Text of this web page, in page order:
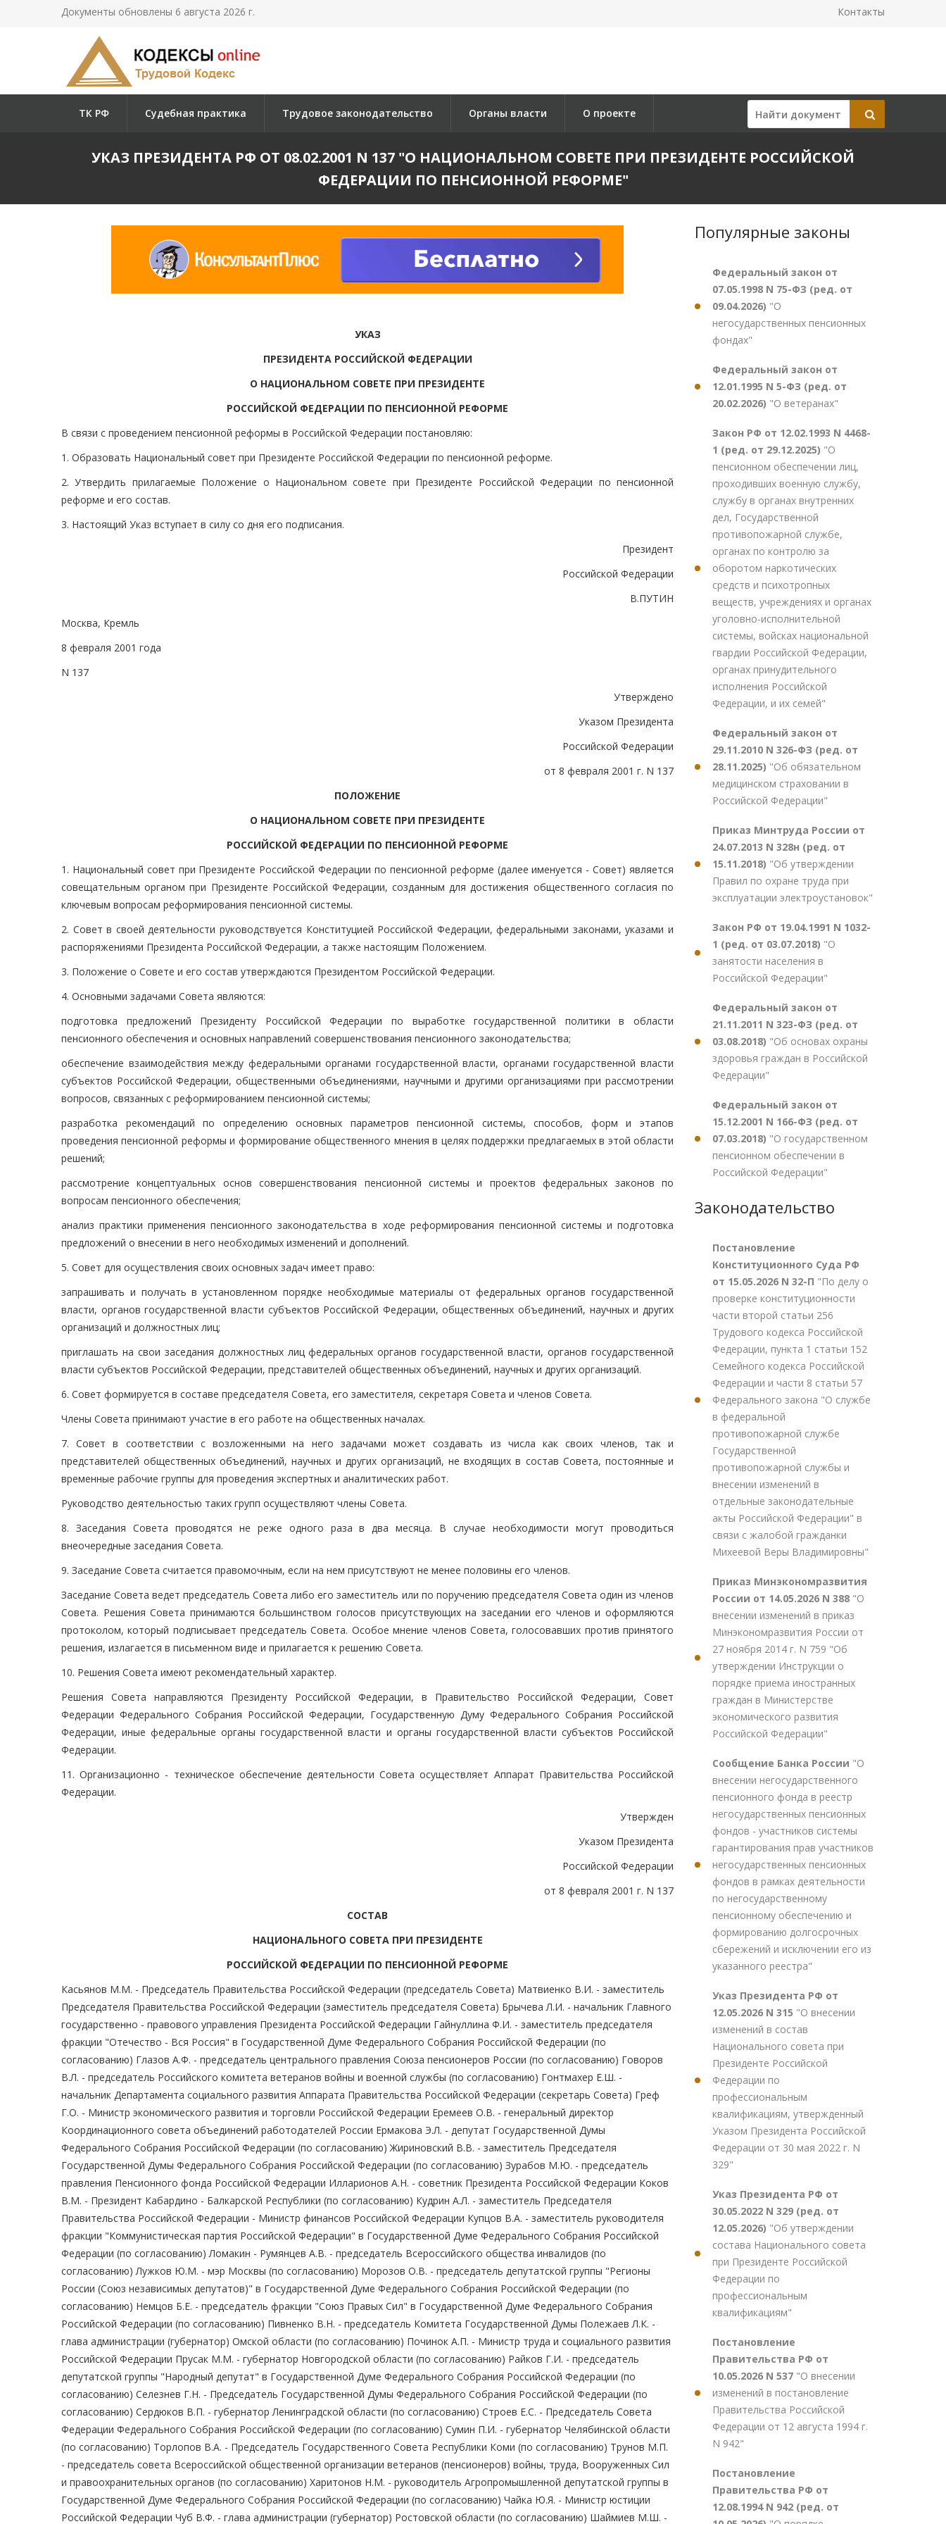
Документы обновлены 6 августа 2026 г. Контакты
ТК РФ Судебная практика Трудовое законодательство Органы власти О проекте
УКАЗ ПРЕЗИДЕНТА РФ ОТ 08.02.2001 N 137 "О НАЦИОНАЛЬНОМ СОВЕТЕ ПРИ ПРЕЗИДЕНТЕ РОССИЙСКОЙ
ФЕДЕРАЦИИ ПО ПЕНСИОННОЙ РЕФОРМЕ"
УКАЗ
ПРЕЗИДЕНТА РОССИЙСКОЙ ФЕДЕРАЦИИ
О НАЦИОНАЛЬНОМ СОВЕТЕ ПРИ ПРЕЗИДЕНТЕ
РОССИЙСКОЙ ФЕДЕРАЦИИ ПО ПЕНСИОННОЙ РЕФОРМЕ
В связи с проведением пенсионной реформы в Российской Федерации постановляю:
1. Образовать Национальный совет при Президенте Российской Федерации по пенсионной реформе.
2. Утвердить прилагаемые Положение о Национальном совете при Президенте Российской Федерации по пенсионной
реформе и его состав.
3. Настоящий Указ вступает в силу со дня его подписания.
Президент
Российской Федерации
В.ПУТИН
Москва, Кремль
8 февраля 2001 года
N 137
Утверждено
Указом Президента
Российской Федерации
от 8 февраля 2001 г. N 137
ПОЛОЖЕНИЕ
О НАЦИОНАЛЬНОМ СОВЕТЕ ПРИ ПРЕЗИДЕНТЕ
РОССИЙСКОЙ ФЕДЕРАЦИИ ПО ПЕНСИОННОЙ РЕФОРМЕ
1. Национальный совет при Президенте Российской Федерации по пенсионной реформе (далее именуется - Совет) является
совещательным органом при Президенте Российской Федерации, созданным для достижения общественного согласия по
ключевым вопросам реформирования пенсионной системы.
2. Совет в своей деятельности руководствуется Конституцией Российской Федерации, федеральными законами, указами и
распоряжениями Президента Российской Федерации, а также настоящим Положением.
3. Положение о Совете и его состав утверждаются Президентом Российской Федерации.
4. Основными задачами Совета являются:
подготовка предложений Президенту Российской Федерации по выработке государственной политики в области
пенсионного обеспечения и основных направлений совершенствования пенсионного законодательства;
обеспечение взаимодействия между федеральными органами государственной власти, органами государственной власти
субъектов Российской Федерации, общественными объединениями, научными и другими организациями при рассмотрении
вопросов, связанных с реформированием пенсионной системы;
разработка рекомендаций по определению основных параметров пенсионной системы, способов, форм и этапов
проведения пенсионной реформы и формирование общественного мнения в целях поддержки предлагаемых в этой области
решений;
рассмотрение концептуальных основ совершенствования пенсионной системы и проектов федеральных законов по
вопросам пенсионного обеспечения;
анализ практики применения пенсионного законодательства в ходе реформирования пенсионной системы и подготовка
предложений о внесении в него необходимых изменений и дополнений.
5. Совет для осуществления своих основных задач имеет право:
запрашивать и получать в установленном порядке необходимые материалы от федеральных органов государственной
власти, органов государственной власти субъектов Российской Федерации, общественных объединений, научных и других
организаций и должностных лиц;
приглашать на свои заседания должностных лиц федеральных органов государственной власти, органов государственной
власти субъектов Российской Федерации, представителей общественных объединений, научных и других организаций.
6. Совет формируется в составе председателя Совета, его заместителя, секретаря Совета и членов Совета.
Члены Совета принимают участие в его работе на общественных началах.
7. Совет в соответствии с возложенными на него задачами может создавать из числа как своих членов, так и
представителей общественных объединений, научных и других организаций, не входящих в состав Совета, постоянные и
временные рабочие группы для проведения экспертных и аналитических работ.
Руководство деятельностью таких групп осуществляют члены Совета.
8. Заседания Совета проводятся не реже одного раза в два месяца. В случае необходимости могут проводиться
внеочередные заседания Совета.
9. Заседание Совета считается правомочным, если на нем присутствуют не менее половины его членов.
Заседание Совета ведет председатель Совета либо его заместитель или по поручению председателя Совета один из членов
Совета. Решения Совета принимаются большинством голосов присутствующих на заседании его членов и оформляются
протоколом, который подписывает председатель Совета. Особое мнение членов Совета, голосовавших против принятого
решения, излагается в письменном виде и прилагается к решению Совета.
10. Решения Совета имеют рекомендательный характер.
Решения Совета направляются Президенту Российской Федерации, в Правительство Российской Федерации, Совет
Федерации Федерального Собрания Российской Федерации, Государственную Думу Федерального Собрания Российской
Федерации, иные федеральные органы государственной власти и органы государственной власти субъектов Российской
Федерации.
11. Организационно - техническое обеспечение деятельности Совета осуществляет Аппарат Правительства Российской
Федерации.
Утвержден
Указом Президента
Российской Федерации
от 8 февраля 2001 г. N 137
СОСТАВ
НАЦИОНАЛЬНОГО СОВЕТА ПРИ ПРЕЗИДЕНТЕ
РОССИЙСКОЙ ФЕДЕРАЦИИ ПО ПЕНСИОННОЙ РЕФОРМЕ
Касьянов М.М. - Председатель Правительства Российской Федерации (председатель Совета) Матвиенко В.И. - заместитель
Председателя Правительства Российской Федерации (заместитель председателя Совета) Брычева Л.И. - начальник Главного
государственно - правового управления Президента Российской Федерации Гайнуллина Ф.И. - заместитель председателя
фракции "Отечество - Вся Россия" в Государственной Думе Федерального Собрания Российской Федерации (по
согласованию) Глазов А.Ф. - председатель центрального правления Союза пенсионеров России (по согласованию) Говоров
В.Л. - председатель Российского комитета ветеранов войны и военной службы (по согласованию) Гонтмахер Е.Ш. -
начальник Департамента социального развития Аппарата Правительства Российской Федерации (секретарь Совета) Греф
Г.О. - Министр экономического развития и торговли Российской Федерации Еремеев О.В. - генеральный директор
Координационного совета объединений работодателей России Ермакова Э.Л. - депутат Государственной Думы
Федерального Собрания Российской Федерации (по согласованию) Жириновский В.В. - заместитель Председателя
Государственной Думы Федерального Собрания Российской Федерации (по согласованию) Зурабов М.Ю. - председатель
правления Пенсионного фонда Российской Федерации Илларионов А.Н. - советник Президента Российской Федерации Коков
В.М. - Президент Кабардино - Балкарской Республики (по согласованию) Кудрин А.Л. - заместитель Председателя
Правительства Российской Федерации - Министр финансов Российской Федерации Купцов В.А. - заместитель руководителя
фракции "Коммунистическая партия Российской Федерации" в Государственной Думе Федерального Собрания Российской
Федерации (по согласованию) Ломакин - Румянцев А.В. - председатель Всероссийского общества инвалидов (по
согласованию) Лужков Ю.М. - мэр Москвы (по согласованию) Морозов О.В. - председатель депутатской группы "Регионы
России (Союз независимых депутатов)" в Государственной Думе Федерального Собрания Российской Федерации (по
согласованию) Немцов Б.Е. - председатель фракции "Союз Правых Сил" в Государственной Думе Федерального Собрания
Российской Федерации (по согласованию) Пивненко В.Н. - председатель Комитета Государственной Думы Полежаев Л.К. -
глава администрации (губернатор) Омской области (по согласованию) Починок А.П. - Министр труда и социального развития
Российской Федерации Прусак М.М. - губернатор Новгородской области (по согласованию) Райков Г.И. - председатель
депутатской группы "Народный депутат" в Государственной Думе Федерального Собрания Российской Федерации (по
согласованию) Селезнев Г.Н. - Председатель Государственной Думы Федерального Собрания Российской Федерации (по
согласованию) Сердюков В.П. - губернатор Ленинградской области (по согласованию) Строев Е.С. - Председатель Совета
Федерации Федерального Собрания Российской Федерации (по согласованию) Сумин П.И. - губернатор Челябинской области
(по согласованию) Торлопов В.А. - Председатель Государственного Совета Республики Коми (по согласованию) Трунов М.П.
- председатель совета Всероссийской общественной организации ветеранов (пенсионеров) войны, труда, Вооруженных Сил
и правоохранительных органов (по согласованию) Харитонов Н.М. - руководитель Агропромышленной депутатской группы в
Государственной Думе Федерального Собрания Российской Федерации (по согласованию) Чайка Ю.Я. - Министр юстиции
Российской Федерации Чуб В.Ф. - глава администрации (губернатор) Ростовской области (по согласованию) Шаймиев М.Ш. -
Популярные законы
Федеральный закон от
07.05.1998 N 75-ФЗ (ред. от
09.04.2026) "О
негосударственных пенсионных
фондах"
Федеральный закон от
12.01.1995 N 5-ФЗ (ред. от
20.02.2026) "О ветеранах"
Закон РФ от 12.02.1993 N 4468-
1 (ред. от 29.12.2025) "О
пенсионном обеспечении лиц,
проходивших военную службу,
службу в органах внутренних
дел, Государственной
противопожарной службе,
органах по контролю за
оборотом наркотических
средств и психотропных
веществ, учреждениях и органах
уголовно-исполнительной
системы, войсках национальной
гвардии Российской Федерации,
органах принудительного
исполнения Российской
Федерации, и их семей"
Федеральный закон от
29.11.2010 N 326-ФЗ (ред. от
28.11.2025) "Об обязательном
медицинском страховании в
Российской Федерации"
Приказ Минтруда России от
24.07.2013 N 328н (ред. от
15.11.2018) "Об утверждении
Правил по охране труда при
эксплуатации электроустановок"
Закон РФ от 19.04.1991 N 1032-
1 (ред. от 03.07.2018) "О
занятости населения в
Российской Федерации"
Федеральный закон от
21.11.2011 N 323-ФЗ (ред. от
03.08.2018) "Об основах охраны
здоровья граждан в Российской
Федерации"
Федеральный закон от
15.12.2001 N 166-ФЗ (ред. от
07.03.2018) "О государственном
пенсионном обеспечении в
Российской Федерации"
Законодательство
Постановление
Конституционного Суда РФ
от 15.05.2026 N 32-П "По делу о
проверке конституционности
части второй статьи 256
Трудового кодекса Российской
Федерации, пункта 1 статьи 152
Семейного кодекса Российской
Федерации и части 8 статьи 57
Федерального закона "О службе
в федеральной
противопожарной службе
Государственной
противопожарной службы и
внесении изменений в
отдельные законодательные
акты Российской Федерации" в
связи с жалобой гражданки
Михеевой Веры Владимировны"
Приказ Минэкономразвития
России от 14.05.2026 N 388 "О
внесении изменений в приказ
Минэкономразвития России от
27 ноября 2014 г. N 759 "Об
утверждении Инструкции о
порядке приема иностранных
граждан в Министерстве
экономического развития
Российской Федерации"
Сообщение Банка России "О
внесении негосударственного
пенсионного фонда в реестр
негосударственных пенсионных
фондов - участников системы
гарантирования прав участников
негосударственных пенсионных
фондов в рамках деятельности
по негосударственному
пенсионному обеспечению и
формированию долгосрочных
сбережений и исключении его из
указанного реестра"
Указ Президента РФ от
12.05.2026 N 315 "О внесении
изменений в состав
Национального совета при
Президенте Российской
Федерации по
профессиональным
квалификациям, утвержденный
Указом Президента Российской
Федерации от 30 мая 2022 г. N
329"
Указ Президента РФ от
30.05.2022 N 329 (ред. от
12.05.2026) "Об утверждении
состава Национального совета
при Президенте Российской
Федерации по
профессиональным
квалификациям"
Постановление
Правительства РФ от
10.05.2026 N 537 "О внесении
изменений в постановление
Правительства Российской
Федерации от 12 августа 1994 г.
N 942"
Постановление
Правительства РФ от
12.08.1994 N 942 (ред. от